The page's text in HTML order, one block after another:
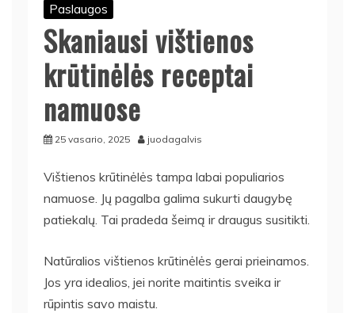
Paslaugos
Skaniausi vištienos
krūtinėlės receptai
namuose
25 vasario, 2025 juodagalvis
Vištienos krūtinėlės tampa labai populiarios
namuose. Jų pagalba galima sukurti daugybę
patiekalų. Tai pradeda šeimą ir draugus susitikti.
Natūralios vištienos krūtinėlės gerai prieinamos.
Jos yra idealios, jei norite maitintis sveika ir
rūpintis savo maistu.